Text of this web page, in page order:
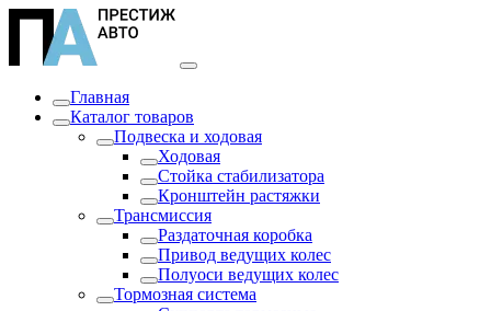
Главная
Каталог товаров
Подвеска и ходовая
Ходовая
Стойка стабилизатора
Кронштейн растяжки
Трансмиссия
Раздаточная коробка
Привод ведущих колес
Полуоси ведущих колес
Тормозная система